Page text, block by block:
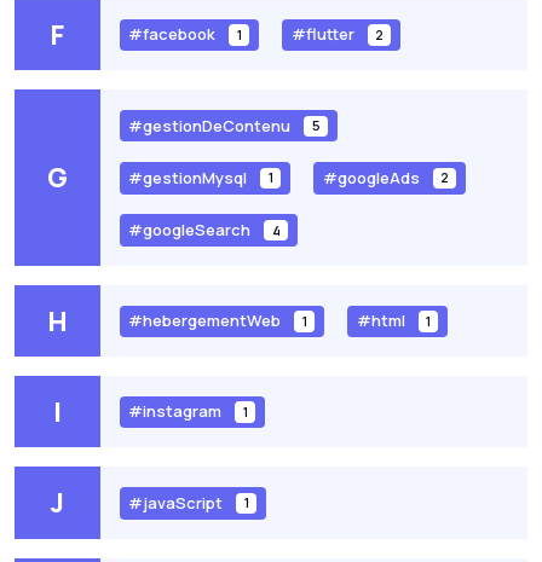
F #facebook 1 #flutter 2
G
#gestionDeContenu 5
#gestionMysql 1 #googleAds 2
#googleSearch 4
H #hebergementWeb 1 #html 1
I #instagram 1
J #javaScript 1